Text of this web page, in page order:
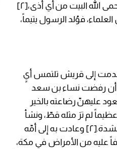
فأرسل عليهم الله طيوراً تحمل حجارةً من نارٍ أهلكتهم، وبذلك حمى الله البيت من أي أذى،[٢]
فوُلد الرسول يتيماً،
قدمت إلى قريش تلتمس أيٍ
أن رفضت نساء بن سعد
عليهنّ رضاعته بالخير
لم ترَ مثله قطّ، ونشأ
محمّد -عليه السلام- بخلاف غيره من الشباب من حيث القوة والشدة.[٢] وعادت به إلى أمّه
عليه من الأمراض في مكة،